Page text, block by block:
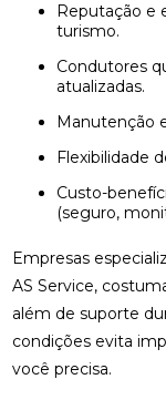
Reputação e experiência da empresa no segmento de
turismo.
Condutores qualificados e com certificações
atualizadas.
Flexibilidade
Custo-benefício considerando serviços inclusos
(seguro,
Empresas
AS Service,
além de suporte
condições evita
você precisa.